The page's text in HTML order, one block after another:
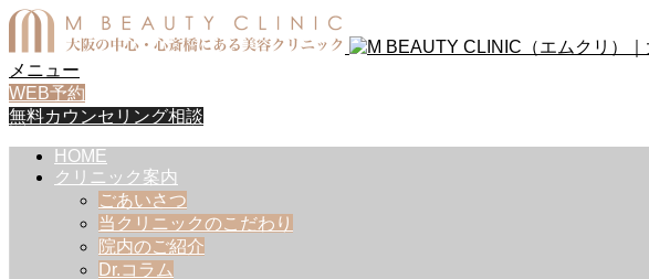
メニュー
WEB予約
無料カウンセリング相談
HOME
クリニック案内
ごあいさつ
当クリニックのこだわり
院内のご紹介
Dr.コラム